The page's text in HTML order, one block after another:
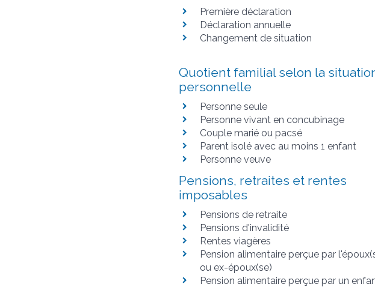
Première déclaration
Déclaration annuelle
Changement de situation
Quotient familial selon la
personnelle
Personne seule
Personne vivant en concubinage
Couple marié ou pacsé
Parent isolé avec au moins 1 enfant
Personne veuve
Pensions, retraites et rentes
imposables
Pensions de retraite
Pensions d'invalidité
Rentes viagères
Pension alimentaire perçue par
ou ex-époux(se)
Pension alimentaire perçue par un